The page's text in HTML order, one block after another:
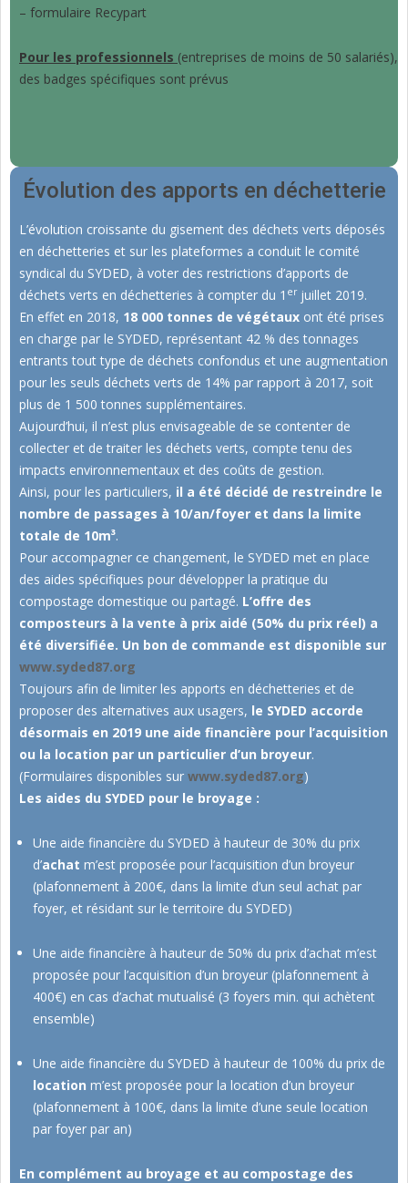
– formulaire Recypart
Pour les professionnels (entreprises de moins de 50 salariés),
des badges spécifiques sont prévus
Évolution des apports en déchetterie
L’évolution croissante du gisement des déchets verts déposés
en déchetteries et sur les plateformes a conduit le comité
syndical du SYDED, à voter des restrictions d’apports de
déchets verts en déchetteries à compter du 1 erjuillet 2019.
En effet en 2018, 18 000 tonnes de végétaux ont été prises
en charge par le SYDED, représentant 42 % des tonnages
entrants tout type de déchets confondus et une augmentation
pour les seuls déchets verts de 14% par rapport à 2017, soit
plus de 1 500 tonnes supplémentaires.
Aujourd’hui, il n’est plus envisageable de se contenter de
collecter et de traiter les déchets verts, compte tenu des
impacts environnementaux et des coûts de gestion.
Ainsi, pour les particuliers, il a été décidé de restreindre le
nombre de passages à 10/an/foyer et dans la limite
totale de 10m³.
Pour accompagner ce changement, le SYDED met en place
des aides spécifiques pour développer la pratique du
compostage domestique ou partagé. L’offre des
composteurs à la vente à prix aidé (50% du prix réel) a
été diversifiée. Un bon de commande est disponible sur
www.syded87.org
Toujours afin de limiter les apports en déchetteries et de
proposer des alternatives aux usagers, le SYDED accorde
désormais en 2019 une aide financière pour l’acquisition
ou la location par un particulier d’un broyeur.
(Formulaires disponibles sur www.syded87.org)
Les aides du SYDED pour le broyage :
Une aide financière du SYDED à hauteur de 30% du prix
d’achat m’est proposée pour l’acquisition d’un broyeur
(plafonnement à 200€, dans la limite d’un seul achat par
foyer, et résidant sur le territoire du SYDED)
Une aide financière à hauteur de 50% du prix d’achat m’est
proposée pour l’acquisition d’un broyeur (plafonnement à
400€) en cas d’achat mutualisé (3 foyers min. qui achètent
ensemble)
Une aide financière du SYDED à hauteur de 100% du prix de
location m’est proposée pour la location d’un broyeur
(plafonnement à 100€, dans la limite d’une seule location
par foyer par an)
En complément au broyage et au compostage des